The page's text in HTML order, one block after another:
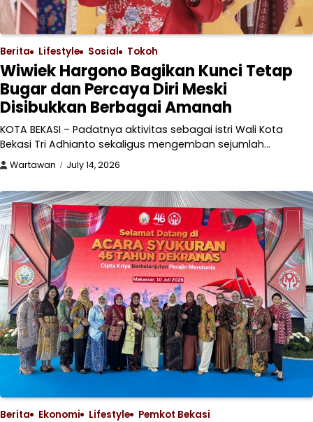
Berita Lifestyle Sosial Tokoh
Wiwiek Hargono Bagikan Kunci Tetap
Bugar dan Percaya Diri Meski
Disibukkan Berbagai Amanah
KOTA BEKASI – Padatnya aktivitas sebagai istri Wali Kota
Bekasi Tri Adhianto sekaligus mengemban sejumlah…
Wartawan July 14, 2026
Berita Ekonomi Lifestyle Pemkot Bekasi